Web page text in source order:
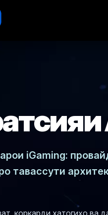
iGaming:
тавассути
коркарди хатогиҳо ва